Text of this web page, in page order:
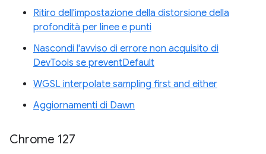
Ritiro dell'impostazione della distorsione della
profondità per linee e punti
Nascondi l'avviso di errore non acquisito di
DevTools se preventDefault
WGSL interpolate sampling first and either
Aggiornamenti di Dawn
Chrome 127